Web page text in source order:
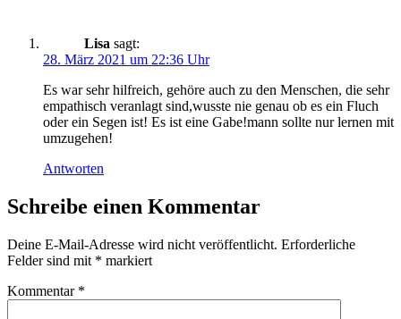
Lisa sagt:
28. März 2021 um 22:36 Uhr
Es war sehr hilfreich, gehöre auch zu den Menschen, die sehr
empathisch veranlagt sind,wusste nie genau ob es ein Fluch
oder ein Segen ist! Es ist eine Gabe!mann sollte nur lernen mit
umzugehen!
Antworten
Schreibe einen Kommentar
Deine E-Mail-Adresse wird nicht veröffentlicht. Erforderliche
Felder sind mit * markiert
Kommentar *